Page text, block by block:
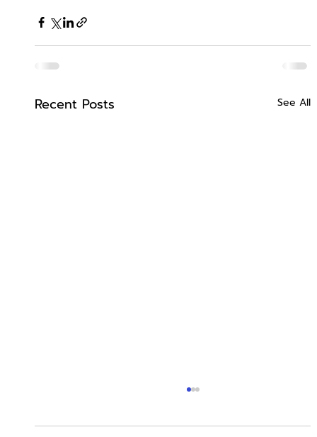
Recent Posts See All